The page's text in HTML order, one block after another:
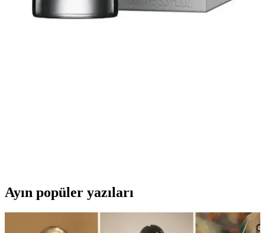
Hugo Boss Boss Bottled ile Hugo Boss Green
Ayın popüler yazıları